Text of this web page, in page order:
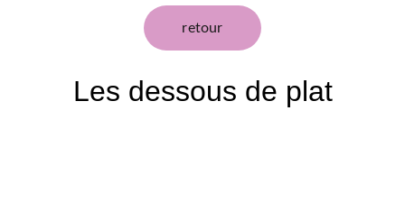
retour
Les dessous de plat